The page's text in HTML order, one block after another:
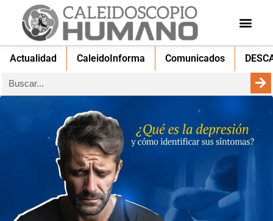
Actualidad CaleidoInforma Comunicados